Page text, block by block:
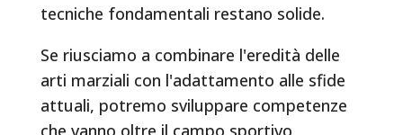
tecniche fondamentali restano solide.
Se riusciamo a combinare l'eredità delle
arti marziali con l'adattamento alle sfide
attuali, potremo sviluppare competenze
che vanno oltre il campo sportivo,